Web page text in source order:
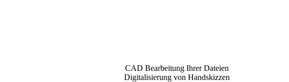
CAD Bearbeitung Ihrer Dateien
Digitalisierung von Handskizzen